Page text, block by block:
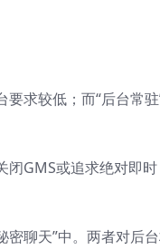
求较低；而“后台常驻
GMS或追求绝对即时
聊天”中。两者对后